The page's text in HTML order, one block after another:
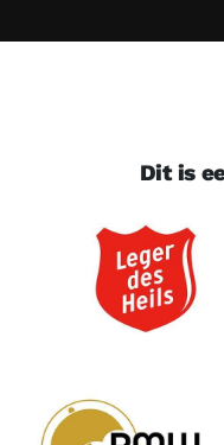
Dit is